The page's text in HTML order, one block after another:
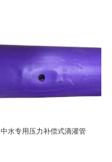
中水专用压力补偿式滴灌管